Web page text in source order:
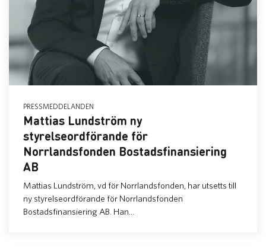
PRESSMEDDELANDEN
Mattias Lundström ny
styrelseordförande för
Norrlandsfonden Bostadsfinansiering
AB
Mattias Lundström, vd för Norrlandsfonden, har utsetts till
ny styrelseordförande för Norrlandsfonden
Bostadsfinansiering AB. Han...